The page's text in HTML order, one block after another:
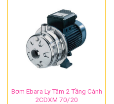
Bơm Ebara Ly Tâm 2 Tầng Cánh
2CDXM 70/20